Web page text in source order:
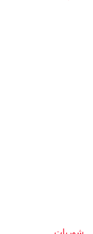
شوربات